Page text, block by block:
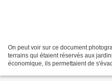
On peut voir sur ce document
terrains qui étaient réservés aux
économique, ils permettaient de